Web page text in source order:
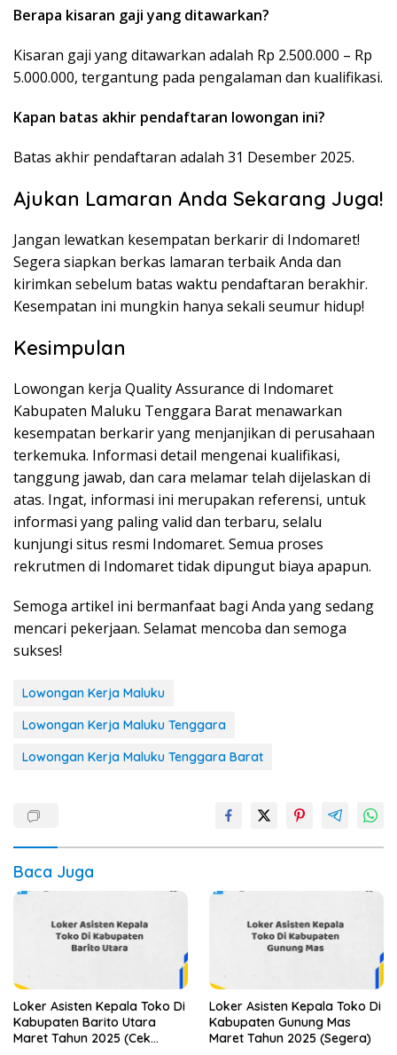
Berapa kisaran gaji yang ditawarkan?
Kisaran gaji yang ditawarkan adalah Rp 2.500.000 – Rp
5.000.000, tergantung pada pengalaman dan kualifikasi.
Kapan batas akhir pendaftaran lowongan ini?
Batas akhir pendaftaran adalah 31 Desember 2025.
Ajukan Lamaran Anda Sekarang Juga!
Jangan lewatkan kesempatan berkarir di Indomaret!
Segera siapkan berkas lamaran terbaik Anda dan
kirimkan sebelum batas waktu pendaftaran berakhir.
Kesempatan ini mungkin hanya sekali seumur hidup!
Kesimpulan
Lowongan kerja Quality Assurance di Indomaret
Kabupaten Maluku Tenggara Barat menawarkan
kesempatan berkarir yang menjanjikan di perusahaan
terkemuka. Informasi detail mengenai kualifikasi,
tanggung jawab, dan cara melamar telah dijelaskan di
atas. Ingat, informasi ini merupakan referensi, untuk
informasi yang paling valid dan terbaru, selalu
kunjungi situs resmi Indomaret. Semua proses
rekrutmen di Indomaret tidak dipungut biaya apapun.
Semoga artikel ini bermanfaat bagi Anda yang sedang
mencari pekerjaan. Selamat mencoba dan semoga
sukses!
Lowongan Kerja Maluku
Lowongan Kerja Maluku Tenggara
Lowongan Kerja Maluku Tenggara Barat
Baca Juga
Loker Asisten Kepala Toko Di
Kabupaten Barito Utara
Maret Tahun 2025 (Cek
Loker Asisten Kepala Toko Di
Kabupaten Gunung Mas
Maret Tahun 2025 (Segera)